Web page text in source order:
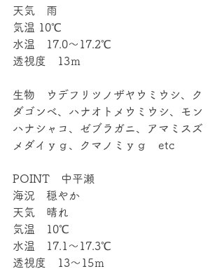
天気　雨
気温 10℃
水温　17.0～17.2℃
透視度　13ｍ
生物　ウデフリツノザヤウミウシ、ク
ダゴンベ、ハナオトメウミウシ、モン
ハナシャコ、ゼブラガニ、アマミスズ
メダイｙｇ、クマノミｙｇ　etc
POINT　中平瀬
海況　穏やか
天気　晴れ
気温　10℃
水温　17.1～17.3℃
透視度　13～15ｍ